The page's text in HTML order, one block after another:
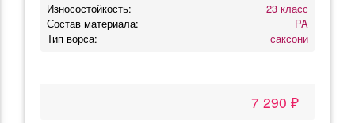
Износостойкость:
23 класс
Состав материала:
PA
Тип ворса:
саксони
7 290 ₽